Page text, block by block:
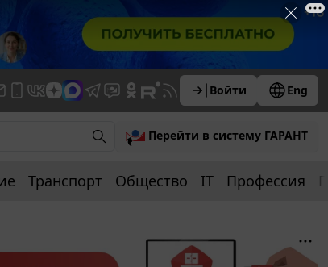
Войти Eng
Перейти в систему ГАРАНТ
Транспорт Общество IT Профессия